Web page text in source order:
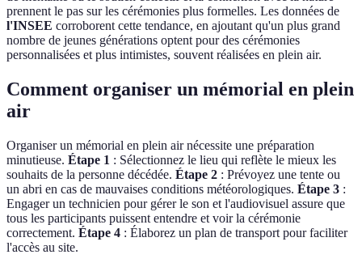
prennent le pas sur les cérémonies plus formelles. Les données de
l'INSEE corroborent cette tendance, en ajoutant qu'un plus grand
nombre de jeunes générations optent pour des cérémonies
personnalisées et plus intimistes, souvent réalisées en plein air.
Comment organiser un mémorial en plein
air
Organiser un mémorial en plein air nécessite une préparation
minutieuse. Étape 1 : Sélectionnez le lieu qui reflète le mieux les
souhaits de la personne décédée. Étape 2 : Prévoyez une tente ou
un abri en cas de mauvaises conditions météorologiques. Étape 3 :
Engager un technicien pour gérer le son et l'audiovisuel assure que
tous les participants puissent entendre et voir la cérémonie
correctement. Étape 4 : Élaborez un plan de transport pour faciliter
l'accès au site.